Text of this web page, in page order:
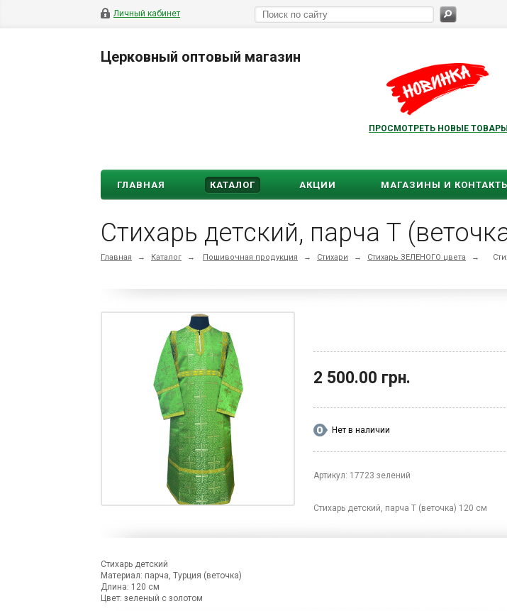
Личный кабинет
Церковный оптовый магазин
ПРОСМОТРЕТЬ НОВЫЕ ТОВАРЫ
ГЛАВНАЯ КАТАЛОГ АКЦИИ МАГАЗИНЫ И
Стихарь детский, парча Т
Главная → Каталог → Пошивочная продукция → Стихари → Стихарь ЗЕЛЕНОГО цвета →
2 500.00 грн.
Нет в наличии
Артикул: 17723 зелений
Стихарь детский, парча Т (веточка) 120 см
Стихарь детский
Материал: парча, Турция (веточка)
Длина: 120 см
Цвет: зеленый с золотом